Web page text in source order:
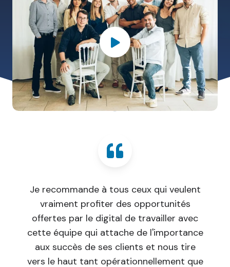
Je recommande à tous ceux qui veulent
vraiment profiter des opportunités
offertes par le digital de travailler avec
cette équipe qui attache de l'importance
aux succès de ses clients et nous tire
vers le haut tant opérationnellement que